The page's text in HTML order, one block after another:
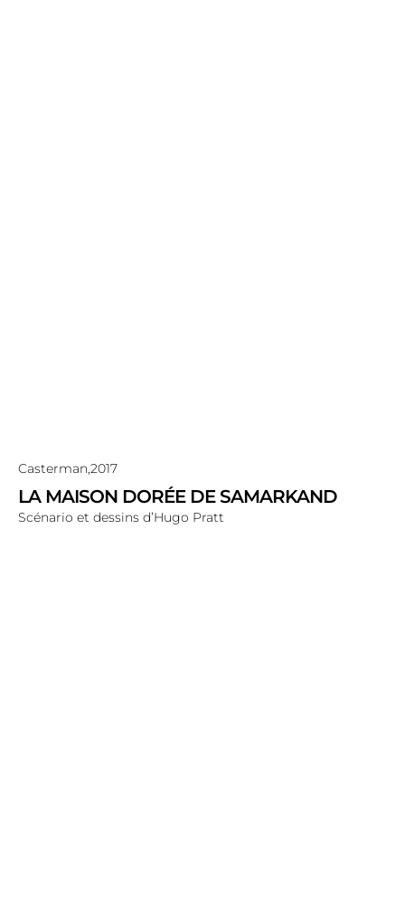
Casterman,2017
LA MAISON DORÉE DE SAMARKAND
Scénario et dessins d’Hugo Pratt